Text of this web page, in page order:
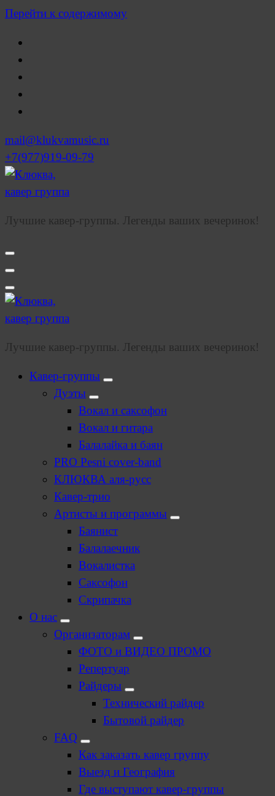
Перейти к содержимому
mail@klukvamusic.ru
+7(977)919-09-79
Лучшие кавер-группы. Легенды ваших вечеринок!
Лучшие кавер-группы. Легенды ваших вечеринок!
Кавер-группы
Дуэты
Вокал и саксофон
Вокал и гитара
Балалайка и баян
PRO Pesni cover-band
КЛЮКВА аля-русс
Кавер-трио
Артисты и программы
Баянист
Балалаечник
Вокалистка
Саксофон
Скрипачка
О нас
Организаторам
ФОТО и ВИДЕО ПРОМО
Репертуар
Райдеры
Технический райдер
Бытовой райдер
FAQ
Как заказать кавер группу
Выезд и География
Где выступают кавер-группы